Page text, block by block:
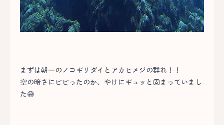
まずは朝一のノコギリダイとアカヒメジの群れ！！
空の暗さにビビったのか、やけにギュッと固まっていまし
た😅